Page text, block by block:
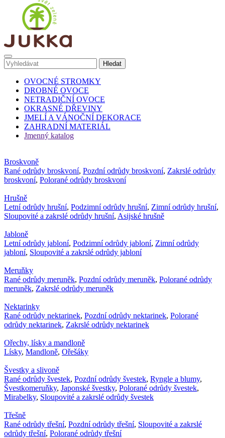
OVOCNÉ STROMKY
DROBNÉ OVOCE
NETRADIČNÍ OVOCE
OKRASNÉ DŘEVINY
JMELÍ A VÁNOČNÍ DEKORACE
ZAHRADNÍ MATERIÁL
Jmenný katalog
Broskvoně
Rané odrůdy broskvoní, Pozdní odrůdy broskvoní, Zakrslé odrůdy
broskvoní, Polorané odrůdy broskvoní
Hrušně
Letní odrůdy hrušní, Podzimní odrůdy hrušní, Zimní odrůdy hrušní,
Sloupovité a zakrslé odrůdy hrušní, Asijské hrušně
Jabloně
Letní odrůdy jabloní, Podzimní odrůdy jabloní, Zimní odrůdy
jabloní, Sloupovité a zakrslé odrůdy jabloní
Meruňky
Rané odrůdy meruněk, Pozdní odrůdy meruněk, Polorané odrůdy
meruněk, Zakrslé odrůdy meruněk
Nektarinky
Rané odrůdy nektarinek, Pozdní odrůdy nektarinek, Polorané
odrůdy nektarinek, Zakrslé odrůdy nektarinek
Ořechy, lísky a mandloně
Lísky, Mandloně, Ořešáky
Švestky a slivoně
Rané odrůdy švestek, Pozdní odrůdy švestek, Ryngle a blumy,
Švestkomeruňky, Japonské švestky, Polorané odrůdy švestek,
Mirabelky, Sloupovité a zakrslé odrůdy švestek
Třešně
Rané odrůdy třešní, Pozdní odrůdy třešní, Sloupovité a zakrslé
odrůdy třešní, Polorané odrůdy třešní